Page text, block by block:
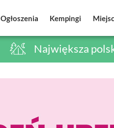
Ogłoszenia Kempingi
Największa
Ogłoszenia Kempingi